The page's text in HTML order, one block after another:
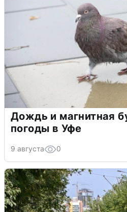
Дождь и магнитная
погоды в Уфе
9 августа 0